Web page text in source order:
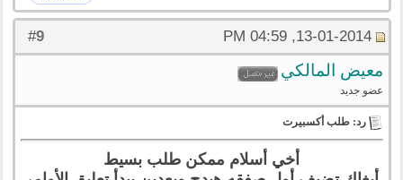
#
9 13-01-2014, 04:59 PM
معيض المالكي
عضو جديد
رد: طلب أكسبيرت
أخي أسلام ممكن طلب بسيط